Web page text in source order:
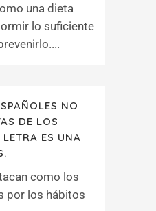
una dieta
lo suficiente
NO
DE LOS
ES UNA
como los
por los hábitos